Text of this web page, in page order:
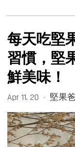
每天吃堅
習慣，堅
鮮美味！
Apr 11, 20 • 堅果